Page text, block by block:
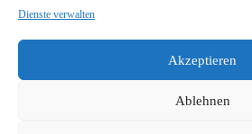
Dienste verwalten
Akzeptieren
Ablehnen
SV Viktoria Klein-Zimmern 1945